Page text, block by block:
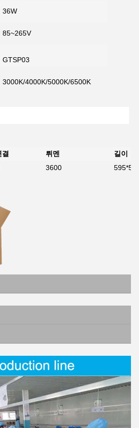
36W
85~265V
GTSP03
3000K/4000K/5000K/6500K
뤼멘
길이
3600